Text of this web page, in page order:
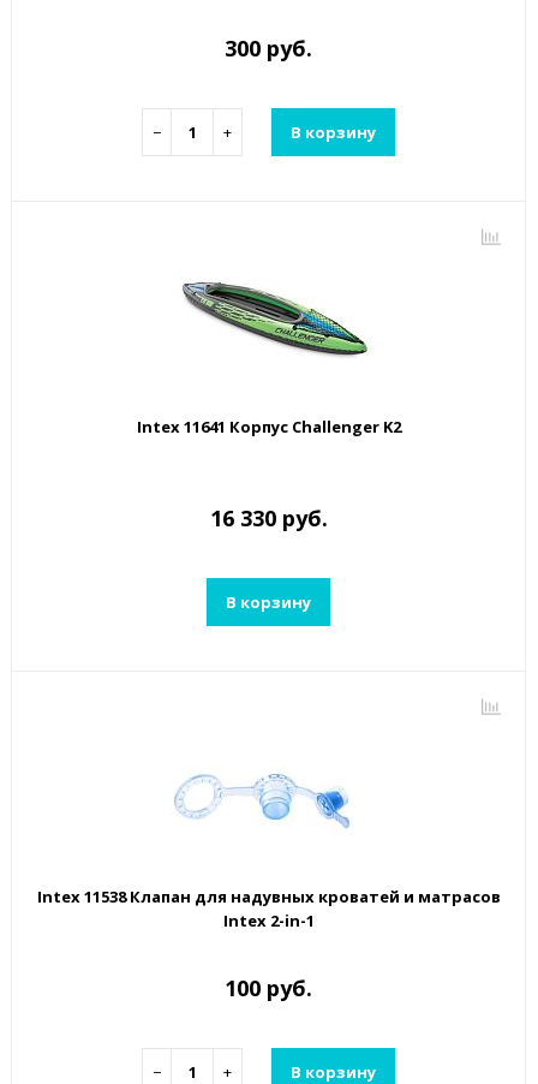
300 руб.
− + В корзину
Intex 11641 Корпус Challenger K2
16 330 руб.
В корзину
Intex 11538 Клапан для надувных кроватей и матрасов
Intex 2-in-1
100 руб.
− + В корзину